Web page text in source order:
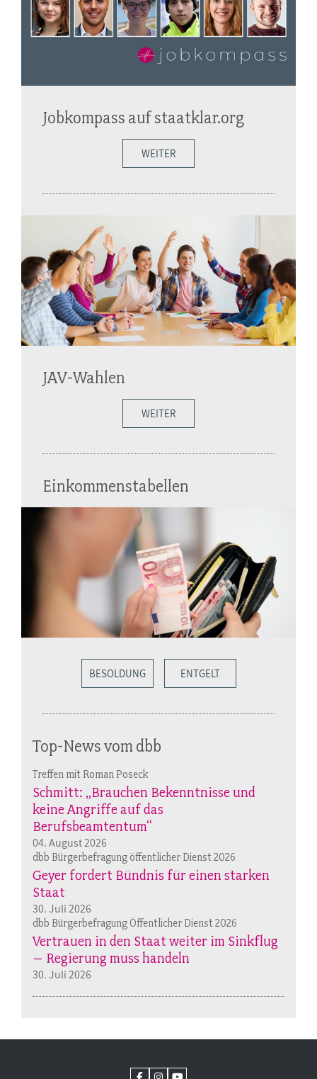
Jobkompass auf staatklar.org
WEITER
JAV-Wahlen
WEITER
Einkommenstabellen
BESOLDUNG ENTGELT
Top-News vom dbb
Treffen mit Roman Poseck
Schmitt: „Brauchen Bekenntnisse und
keine Angriffe auf das
Berufsbeamtentum“
04. August 2026
dbb Bürgerbefragung öffentlicher Dienst 2026
Geyer fordert Bündnis für einen starken
Staat
30. Juli 2026
dbb Bürgerbefragung Öffentlicher Dienst 2026
Vertrauen in den Staat weiter im Sinkflug
– Regierung muss handeln
30. Juli 2026